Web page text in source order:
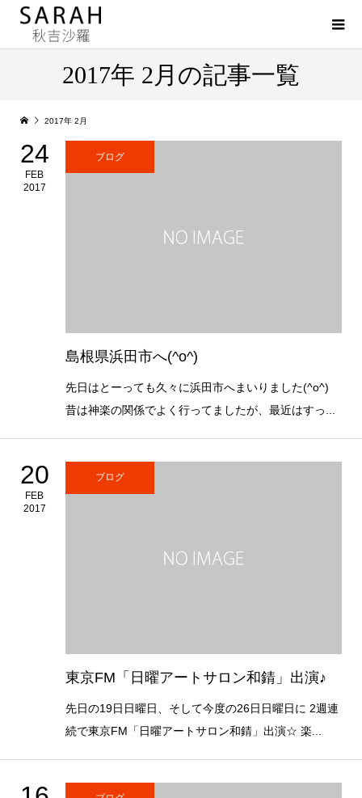
2017年 2月の記事一覧
2017年 2月
24
FEB
2017
ブログ
島根県浜田市へ(^o^)
先日はとーっても久々に浜田市へまいりました(^o^)
昔は神楽の関係でよく行ってましたが、最近はすっ...
20
FEB
2017
ブログ
東京FM「日曜アートサロン和錆」出演♪
先日の19日日曜日、そして今度の26日日曜日に 2週連
続で東京FM「日曜アートサロン和錆」出演☆ 楽...